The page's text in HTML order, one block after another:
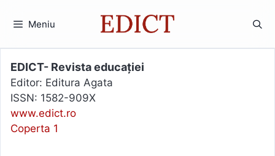
Meniu
EDICT- Revista educației
Editor: Editura Agata
ISSN: 1582-909X
www.edict.ro
Coperta 1